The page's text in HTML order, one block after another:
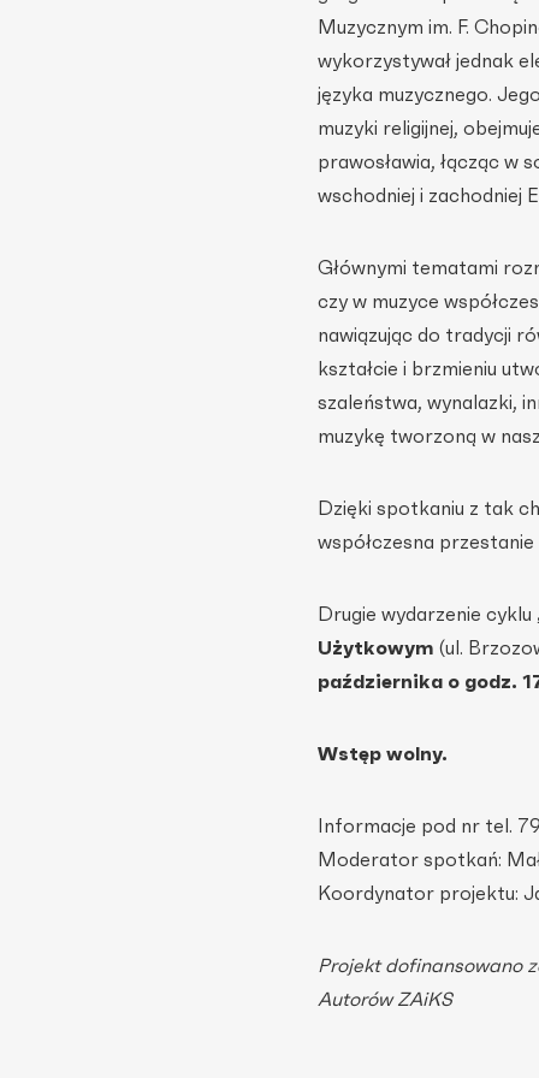
Muzycznym im. F.
wykorzystywał jednak
języka muzycznego.
muzyki religijnej,
prawosławia, łącząc w
wschodniej i zachodniej
Głównymi tematami
czy w muzyce
nawiązując do tradycji
kształcie i brzmieniu
szaleństwa, wynalazki,
muzykę tworzoną w
Dzięki spotkaniu z tak
współczesna przestanie
Drugie wydarzenie cyklu
Użytkowym (ul.
października o godz.
Wstęp wolny.
Informacje pod nr tel.
Moderator spotkań:
Koordynator projektu:
Projekt dofinansowano
Autorów ZAiKS